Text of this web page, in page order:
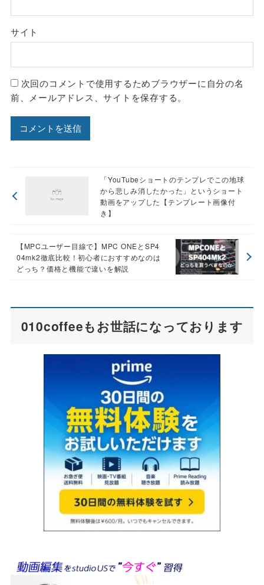
サイト
次回のコメントで使用するためブラウザーに自分の名
前、メールアドレス、サイトを保存する。
「YouTubeショートのテンプレでこの地球
から悲しみ消したかった」というショート
動画をアップした【テンプレート画像付
き】
【MPCユーザー目線で】MPC ONEとSP4
04mk2徹底比較！初心者におすすめなのは
どっち？価格と機能で違いを解説
010coffeeもお世話になっております